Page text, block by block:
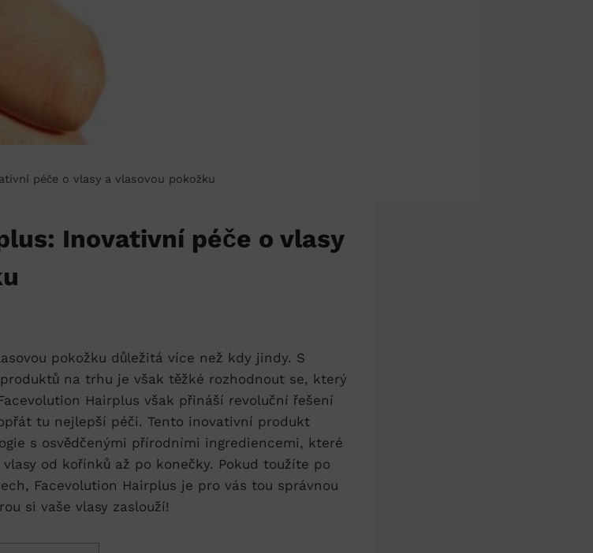
péče o vlasy a vlasovou pokožku
Inovativní péče o vlasy
pokožku důležitá více než kdy jindy. S
na trhu je však těžké rozhodnout se, který
Hairplus však přináší revoluční řešení
tu nejlepší péči. Tento inovativní produkt
s osvědčenými přírodními ingrediencemi, které
od kořínků až po konečky. Pokud toužíte po
Facevolution Hairplus je pro vás tou správnou
si vaše vlasy zaslouží!